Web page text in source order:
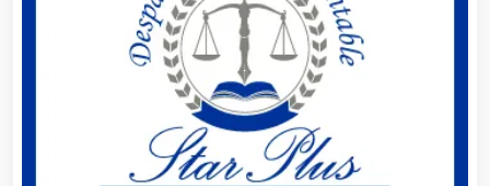
Automatización
Automóviles Nuevos y Usados